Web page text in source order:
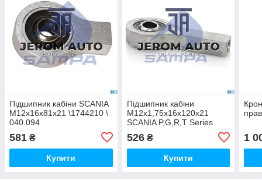
Підшипник кабіни SCANIA
M12x16x81x21 \1744210 \
040.094
581 ₴
Купити
Підшипник кабіни
M12x1,75x16x120x21
SCANIA P,G,R,T Series
526₴
Купити
1